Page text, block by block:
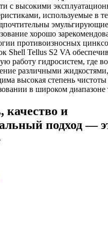
с высокими
используемые в
хорошо
противоизносных
Shell Tellus S2 VA
работу гидросистем, где
различными
высокая степень
в широком диапазоне
качество и
подход —